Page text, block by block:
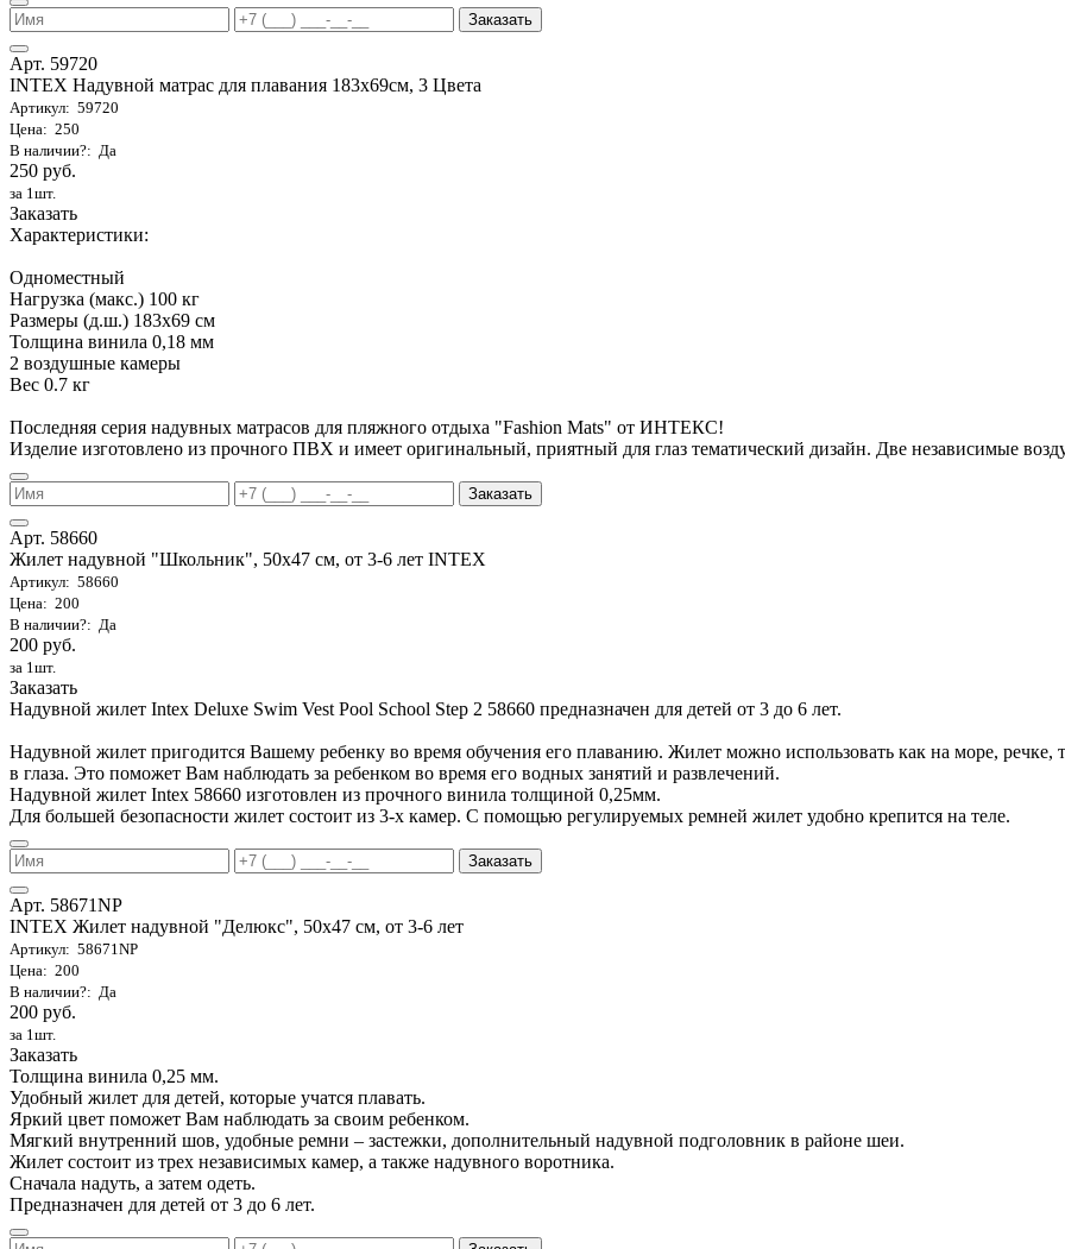
Заказать
Арт. 59720
INTEX Надувной матрас для плавания 183х69см, 3 Цвета
Артикул: 59720
Цена: 250
В наличии?: Да
250 руб.
за 1шт.
Заказать
Характеристики:
Одноместный
Нагрузка (макс.) 100 кг
Размеры (д.ш.) 183х69 см
Толщина винила 0,18 мм
2 воздушные камеры
Вес 0.7 кг
Последняя серия надувных матрасов для пляжного отдыха "Fashion Mats" от ИНТЕКС!
Изделие изготовлено из прочного ПВХ и имеет оригинальный, приятный для глаз тематический дизайн. Две независимые
Заказать
Арт. 58660
Жилет надувной "Школьник", 50х47 см, от 3-6 лет INTEX
Артикул: 58660
Цена: 200
В наличии?: Да
200 руб.
за 1шт.
Заказать
Надувной жилет Intex Deluxe Swim Vest Pool School Step 2 58660 предназначен для детей от 3 до 6 лет.
Надувной жилет пригодится Вашему ребенку во время обучения его плаванию. Жилет можно использовать как на море, речке,
в глаза. Это поможет Вам наблюдать за ребенком во время его водных занятий и развлечений.
Надувной жилет Intex 58660 изготовлен из прочного винила толщиной 0,25мм.
Для большей безопасности жилет состоит из 3-х камер. С помощью регулируемых ремней жилет удобно крепится на теле.
Заказать
Арт. 58671NP
INTEX Жилет надувной "Делюкс", 50х47 см, от 3-6 лет
Артикул: 58671NP
Цена: 200
В наличии?: Да
200 руб.
за 1шт.
Заказать
Толщина винила 0,25 мм.
Удобный жилет для детей, которые учатся плавать.
Яркий цвет поможет Вам наблюдать за своим ребенком.
Мягкий внутренний шов, удобные ремни – застежки, дополнительный надувной подголовник в районе шеи.
Жилет состоит из трех независимых камер, а также надувного воротника.
Сначала надуть, а затем одеть.
Предназначен для детей от 3 до 6 лет.